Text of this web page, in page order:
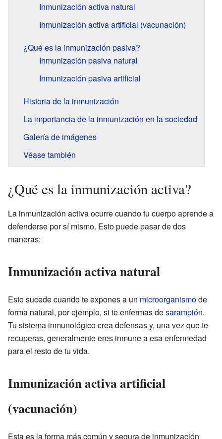
Inmunización activa natural
Inmunización activa artificial (vacunación)
¿Qué es la inmunización pasiva?
Inmunización pasiva natural
Inmunización pasiva artificial
Historia de la inmunización
La importancia de la inmunización en la sociedad
Galería de imágenes
Véase también
¿Qué es la inmunización activa?
La inmunización activa ocurre cuando tu cuerpo aprende a
defenderse por sí mismo. Esto puede pasar de dos
maneras:
Inmunización activa natural
Esto sucede cuando te expones a un microorganismode
forma natural, por ejemplo, si te enfermas desarampión.
Tu sistema inmunológico crea defensas y, una vez que te
recuperas, generalmente eres inmune a esa enfermedad
para el resto de tu vida.
Inmunización activa artificial
(vacunación)
Esta es la forma más común y segura de inmunización